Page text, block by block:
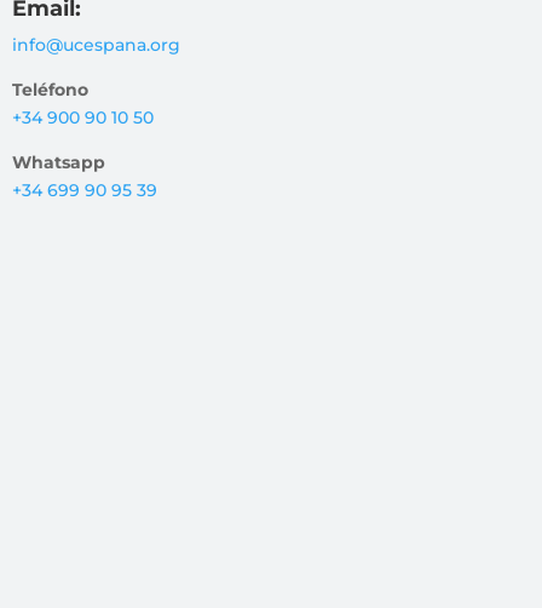
Email:
info@ucespana.org
Teléfono
+34 900 90 10 50
Whatsapp
+34 699 90 95 39